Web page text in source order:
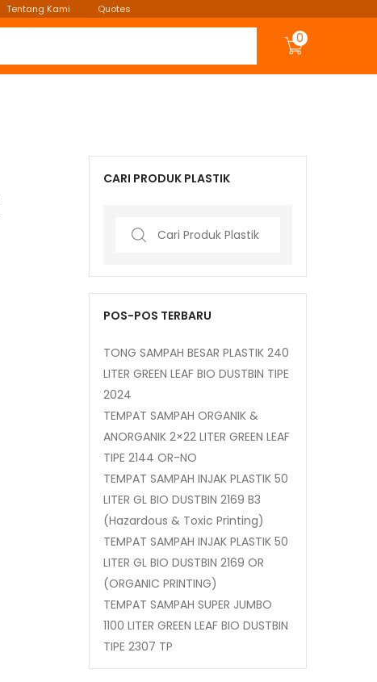
Tentang Kami Quotes
0
CARI PRODUK PLASTIK
Search
POS-POS TERBARU
TONG SAMPAH BESAR PLASTIK 240
LITER GREEN LEAF BIO DUSTBIN TIPE
2024
TEMPAT SAMPAH ORGANIK &
ANORGANIK 2×22 LITER GREEN LEAF
TIPE 2144 OR-NO
TEMPAT SAMPAH INJAK PLASTIK 50
LITER GL BIO DUSTBIN 2169 B3
(Hazardous & Toxic Printing)
TEMPAT SAMPAH INJAK PLASTIK 50
LITER GL BIO DUSTBIN 2169 OR
(ORGANIC PRINTING)
TEMPAT SAMPAH SUPER JUMBO
1100 LITER GREEN LEAF BIO DUSTBIN
TIPE 2307 TP